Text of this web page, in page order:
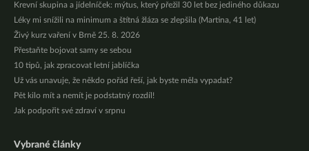
Krevní skupina a jídelníček: mýtus, který přežil 30 let bez jediného důkazu
Léky mi snížili na minimum a štítná žláza se zlepšila (Martina, 41 let)
Živý kurz vaření v Brně 25. 8. 2026
Přestaňte bojovat samy se sebou
10 tipů, jak zpracovat letní jablíčka
Už vás unavuje, že někdo pořád řeší, jak byste měla vypadat?
Pět kilo mít a nemít je podstatný rozdíl!
Jak podpořit své zdraví v srpnu
Vybrané články